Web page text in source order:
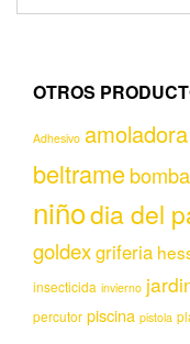
OTROS
Adhesivo amoladora
beltramebomba
niñodia del
goldexgriferia
insecticida invierno
percutor piscina pistola